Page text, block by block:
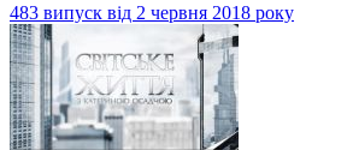
483 випуск від 2 червня 2018 року